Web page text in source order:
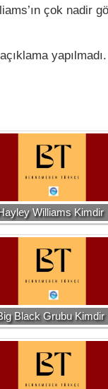
çok nadir
yapılmadı.
Williams Kimdir
Black Grubu Kimdir